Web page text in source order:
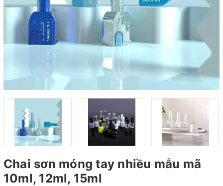
Chai sơn móng tay nhiều mẫu mã
10ml, 12ml, 15ml